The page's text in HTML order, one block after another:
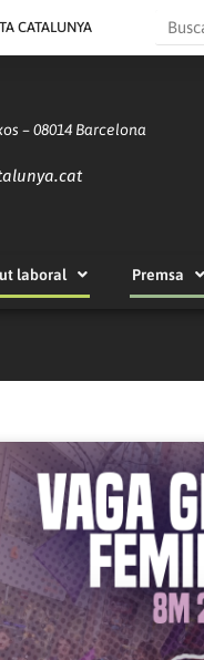
CATALUNYA Search
– 08014 Barcelona
laboral Premsa